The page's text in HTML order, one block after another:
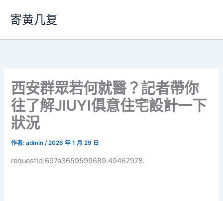
要
寄黄几复
西安群眾若何就醫？記者帶你
往了解JIUYI俱意住宅設計一下
狀況
作者:admin/2026 年 1 月 29 日
requestId:697a3659599689.49467978.